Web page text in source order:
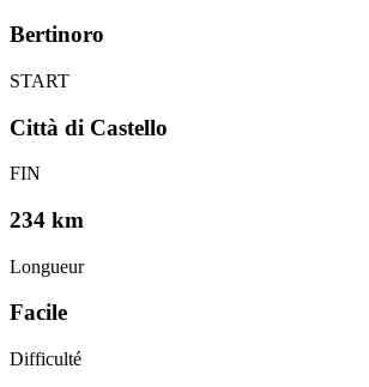
Bertinoro
START
Città di Castello
FIN
234 km
Longueur
Facile
Difficulté